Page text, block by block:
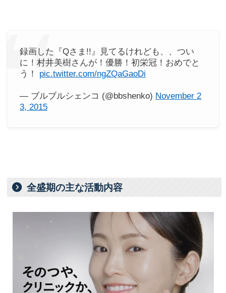
録画した『Qさま!!』見てるけれども、、つい
に！村井美樹さんが！優勝！初栄冠！おめでと
う！ pic.twitter.com/ngZQaGaoDi
— ブルブルシェンコ (@bbshenko) November 2
3, 2015
全盛期の主な活動内容